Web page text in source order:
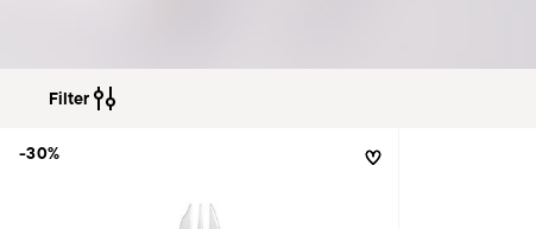
Filter
-30%